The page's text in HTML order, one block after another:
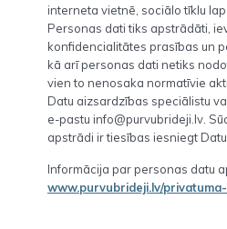
interneta vietnē, sociālo tīklu
Personas dati tiks apstrādāti,
konfidencialitātes prasības un
kā arī personas dati netiks
vien to nenosaka normatīvie
Datu aizsardzības speciālistu
e-pastu info@purvubrideji.lv.
apstrādi ir tiesības iesniegt
Informācija par personas datu
www.purvubrideji.lv/